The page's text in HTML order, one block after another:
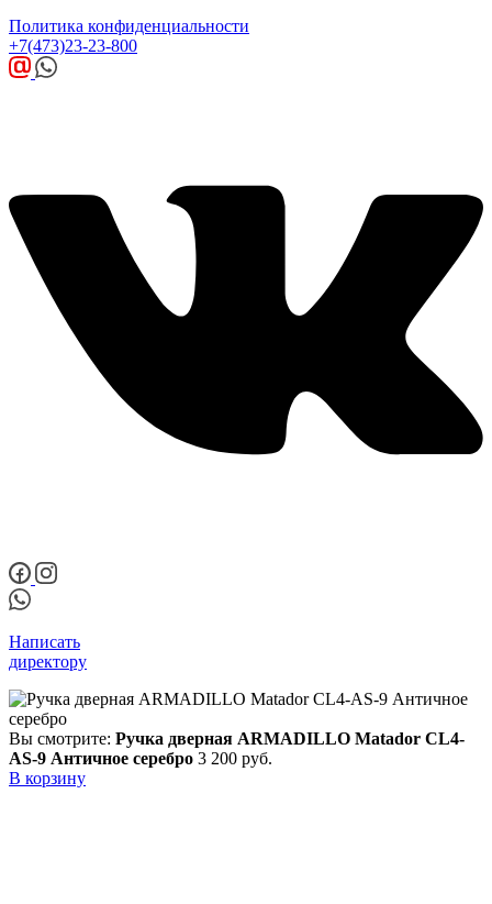
Политика конфиденциальности
+7(473)23-23-800
Написать
директору
Вы смотрите: Ручка дверная ARMADILLO Matador CL4-
AS-9 Античное серебро 3 200 руб.
В корзину